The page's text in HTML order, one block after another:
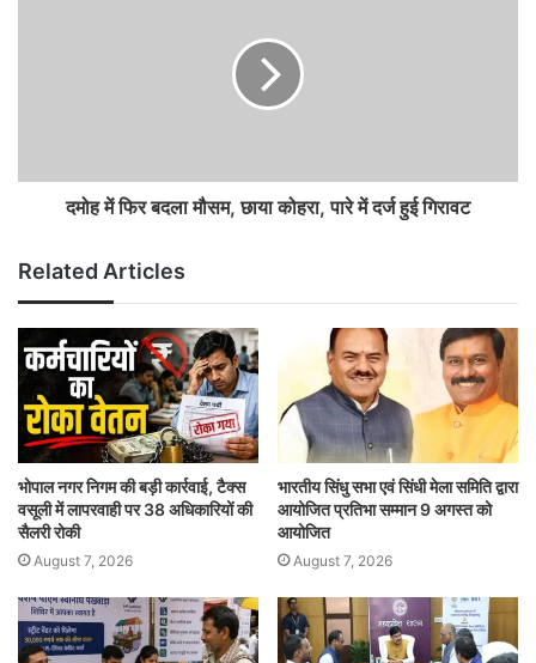
दमोह में फिर बदला मौसम, छाया कोहरा, पारे में दर्ज हुई गिरावट
Related Articles
भोपाल नगर निगम की बड़ी कार्रवाई, टैक्स
वसूली में लापरवाही पर 38 अधिकारियों की
सैलरी रोकी
August 7, 2026
भारतीय सिंधु सभा एवं सिंधी मेला समिति द्वारा
आयोजित प्रतिभा सम्मान 9 अगस्त को
आयोजित
August 7, 2026